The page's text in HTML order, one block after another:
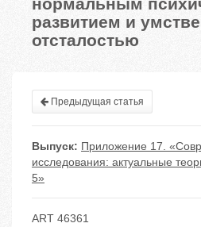
развитием и
отсталостью
Предыдущая статья
Выпуск: Приложение 17.
исследования: актуальные
5»
ART 46361